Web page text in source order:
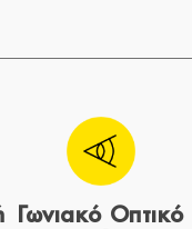
Γωνιακό Οπτικό